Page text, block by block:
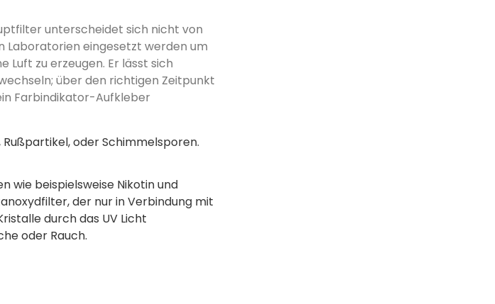
unterscheidet sich nicht von
Laboratorien eingesetzt werden um
Luft zu erzeugen. Er lässt sich
über den richtigen­ Zeitpunkt
Farbindikator-Aufkleber
oder Schimmelsporen.
wie beispielsweise Nikotin und
der nur in Verbindung mit
durch das UV Licht
oder Rauch.